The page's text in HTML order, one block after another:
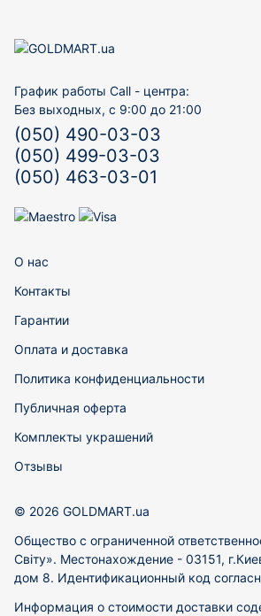
График работы Call - центра:
Без выходных, с 9:00 до 21:00
(050) 490-03-03
(050) 499-03-03
(050) 463-03-01
О нас
Контакты
Гарантии
Оплата и доставка
Политика конфиденциальности
Публичная оферта
Комплекты украшений
Отзывы
© 2026 GOLDMART.ua
Общество с ограниченной
Світу». Местонахождение - 03151,
дом 8. Идентификационный код
Информация о стоимости доставки